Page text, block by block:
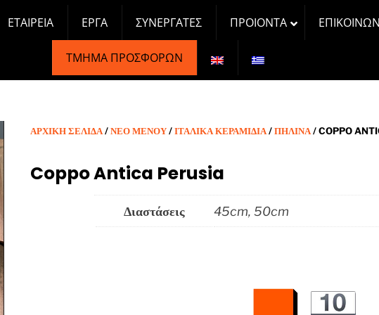
ΕΤΑΙΡΕΊΑ ΈΡΓΑ ΣΥΝΕΡΓΆΤΕΣ ΠΡΟΙΟΝΤΑ
ΤΜΉΜΑ ΠΡΟΣΦΟΡΏΝ
ΑΡΧΙΚΉ ΣΕΛΊΔΑ/ΝΕΟ ΜΕΝΟΥ/ΙΤΑΛΙΚΑ ΚΕΡΑΜΙΔΙΑ/ΠΉΛΙΝΑ/ COPPO
Coppo Antica Perusia
Διαστάσεις 45cm, 50cm